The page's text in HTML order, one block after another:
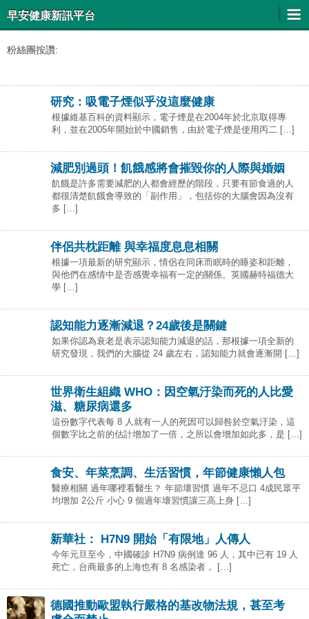
早安健康新訊平台
粉絲團按讚:
研究：吸電子煙似乎沒這麼健康
根據維基百科的資料顯示，電子煙是在2004年於北京取得專
利，並在2005年開始於中國銷售，由於電子煙是使用丙二 […]
減肥別過頭！飢餓感將會摧毀你的人際與婚姻
飢餓是許多需要減肥的人都會經歷的階段，只要有節食過的人
都很清楚飢餓會導致的「副作用」，包括你的大腦會因為沒有
多 […]
伴侶共枕距離 與幸福度息息相關
根據一項最新的研究顯示，情侶在同床而眠時的睡姿和距離，
與他們在感情中是否感覺幸福有一定的關係。英國赫特福德大
學 […]
認知能力逐漸減退？24歲後是關鍵
如果你認為衰老是表示認知能力減退的話，那根據一項全新的
研究發現，我們的大腦從 24 歲左右，認知能力就會逐漸開 […]
世界衛生組織 WHO：因空氣汙染而死的人比愛
滋、糖尿病還多
這份數字代表每 8 人就有一人的死因可以歸咎於空氣汙染，這
個數字比之前的估計增加了一倍，之所以會增加如此多，是 […]
食安、年菜烹調、生活習慣，年節健康懶人包
醫療相關 過年哪裡看醫生？ 年節壞習慣 過年不忌口 4成民眾平
均增加 2公斤 小心 9 個過年壞習慣讓三高上身 […]
新華社： H7N9 開始「有限地」人傳人
今年元旦至今，中國確診 H7N9 病例達 96 人，其中已有 19 人
死亡，台商最多的上海也有 8 名感染者， […]
德國推動歐盟執行嚴格的基改物法規，甚至考